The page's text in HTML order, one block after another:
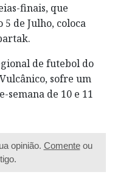
finais, que
5 de Julho, coloca
de futebol do
sofre um
de 10 e 11
opinião. Comenteou